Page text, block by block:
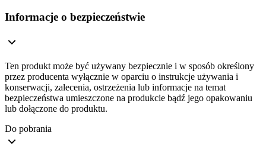
Informacje o bezpieczeństwie
Ten produkt może być używany bezpiecznie i w sposób określony
przez producenta wyłącznie w oparciu o instrukcje używania i
konserwacji, zalecenia, ostrzeżenia lub informacje na temat
bezpieczeństwa umieszczone na produkcie bądź jego opakowaniu
lub dołączone do produktu.
Do pobrania